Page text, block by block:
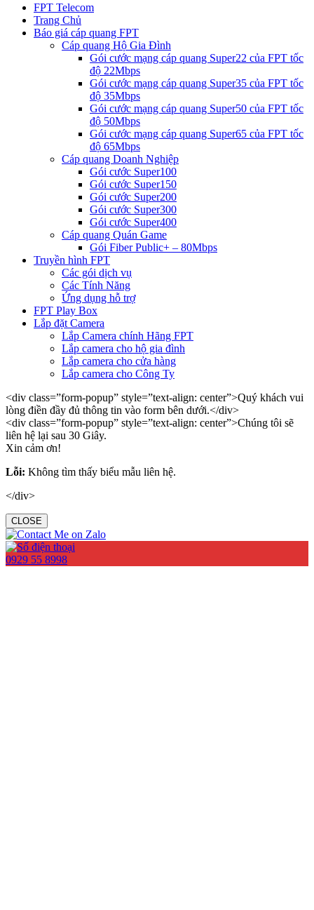
FPT Telecom
Trang Chủ
Báo giá cáp quang FPT
Cáp quang Hộ Gia Đình
Gói cước mạng cáp quang Super22 của FPT tốc
độ 22Mbps
Gói cước mạng cáp quang Super35 của FPT tốc
độ 35Mbps
Gói cước mạng cáp quang Super50 của FPT tốc
độ 50Mbps
Gói cước mạng cáp quang Super65 của FPT tốc
độ 65Mbps
Cáp quang Doanh Nghiệp
Gói cước Super100
Gói cước Super150
Gói cước Super200
Gói cước Super300
Gói cước Super400
Cáp quang Quán Game
Gói Fiber Public+ – 80Mbps
Truyền hình FPT
Các gói dịch vụ
Các Tính Năng
Ứng dụng hỗ trợ
FPT Play Box
Lắp đặt Camera
Lắp Camera chính Hãng FPT
Lắp camera cho hộ gia đình
Lắp camera cho cửa hàng
Lắp camera cho Công Ty
<div class=”form-popup” style=”text-align: center”>Quý khách vui
lòng điền đầy đủ thông tin vào form bên dưới.</div>
<div class=”form-popup” style=”text-align: center”>Chúng tôi sẽ
liên hệ lại sau 30 Giây.
Xin cảm ơn!
Lỗi: Không tìm thấy biểu mẫu liên hệ.
</div>
CLOSE
0929 55 8998